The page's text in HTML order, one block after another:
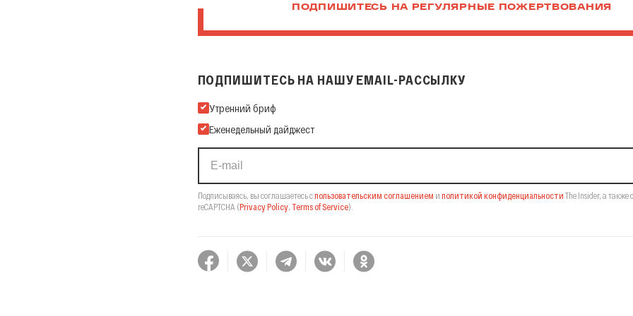
ПОДПИШИТЕСЬ НА РЕГУЛЯРНЫЕ ПОЖЕРТВОВАНИЯ
ПОДПИШИТЕСЬ НА НАШУ EMAIL-РАССЫЛКУ
Подпишитесь на нашу Email-рассылку
Утренний бриф
Еженедельный дайджест
Подписываясь, вы соглашаетесь спользовательским соглашением и политикой конфиденциальности The Insider, а также
reCAPTCHA (Privacy Policy, Terms of Service).